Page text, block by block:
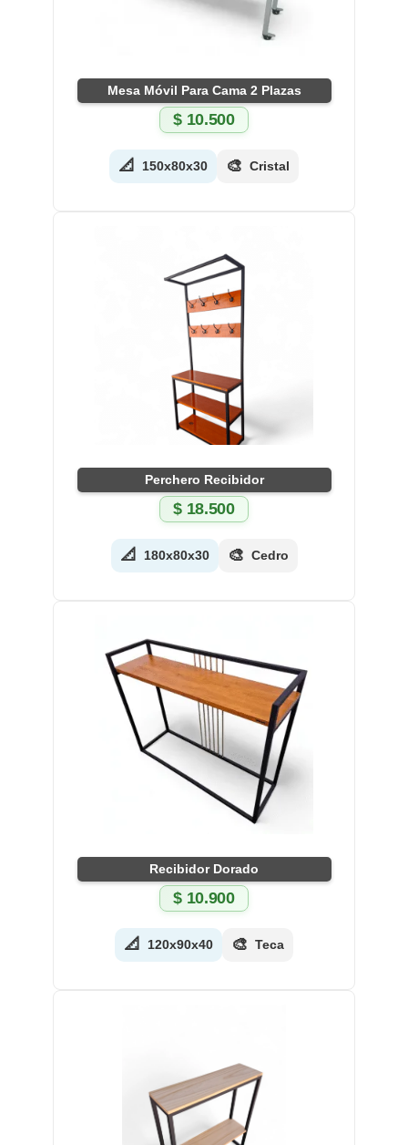
Mesa Móvil Para Cama 2 Plazas
$10.500
📐 150x80x30 🎨 Cristal
Perchero Recibidor
$18.500
📐 180x80x30 🎨 Cedro
Recibidor Dorado
$10.900
📐 120x90x40 🎨 Teca